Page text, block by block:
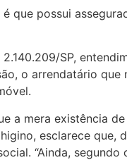
que possui
SP,
o arrendatário
a mera existência
esclarece
“Ainda,